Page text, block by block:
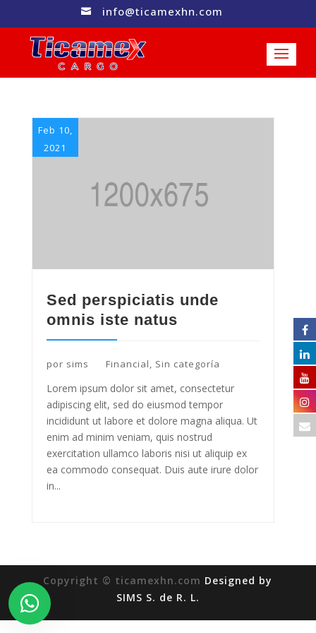
 info@ticamexhn.com
Sed perspiciatis unde
omnis iste natus
por sims
Feb 10,
2021
Financial, Sin categoría
Lorem ipsum dolor sit amet, consectetur
adipiscing elit, sed do eiusmod tempor
incididunt ut labore et dolore magna aliqua. Ut
enim ad minim veniam, quis nostrud
exercitation ullamco laboris nisi ut aliquip ex
ea commodo consequat. Duis aute irure dolor
in...
Copyright © ticamexhn.com Designed by
SIMS S. de R. L.